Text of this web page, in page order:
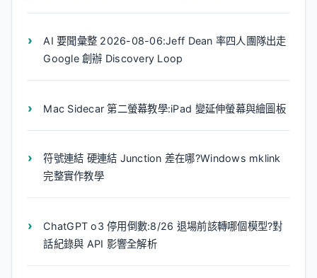
AI 要聞彙整 2026-08-06:Jeff Dean 率四人團隊出走
Google 創辦 Discovery Loop
Mac Sidecar 第二螢幕教學:iPad 變延伸螢幕與繪圖板
符號連結 硬連結 Junction 差在哪?Windows mklink
完整實作教學
ChatGPT o3 停用倒數:8/26 退場前該轉哪個模型?對
話紀錄與 API 影響全解析